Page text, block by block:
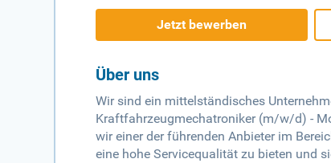
Jetzt bewerben
Über uns
Wir sind ein mittelständisches
Kraftfahrzeugmechatroniker (m/w/d) -
wir einer der führenden Anbieter im
eine hohe Servicequalität zu bieten und